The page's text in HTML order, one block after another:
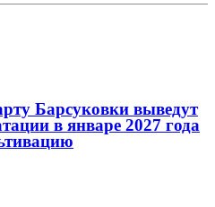
Барсуковки выведут
в январе 2027 года